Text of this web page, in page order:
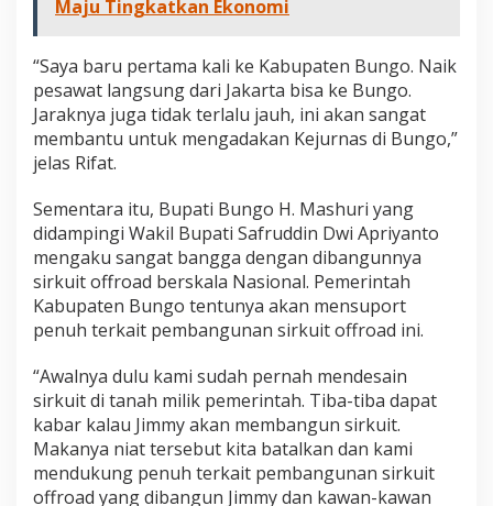
Maju Tingkatkan Ekonomi
“Saya baru pertama kali ke Kabupaten Bungo. Naik
pesawat langsung dari Jakarta bisa ke Bungo.
Jaraknya juga tidak terlalu jauh, ini akan sangat
membantu untuk mengadakan Kejurnas di Bungo,”
jelas Rifat.
Sementara itu, Bupati Bungo H. Mashuri yang
didampingi Wakil Bupati Safruddin Dwi Apriyanto
mengaku sangat bangga dengan dibangunnya
sirkuit offroad berskala Nasional. Pemerintah
Kabupaten Bungo tentunya akan mensuport
penuh terkait pembangunan sirkuit offroad ini.
“Awalnya dulu kami sudah pernah mendesain
sirkuit di tanah milik pemerintah. Tiba-tiba dapat
kabar kalau Jimmy akan membangun sirkuit.
Makanya niat tersebut kita batalkan dan kami
mendukung penuh terkait pembangunan sirkuit
offroad yang dibangun Jimmy dan kawan-kawan